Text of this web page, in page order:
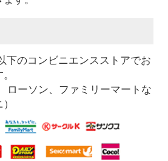
下のコンビニエンスストアでお
ローソン、ファミリーマートな